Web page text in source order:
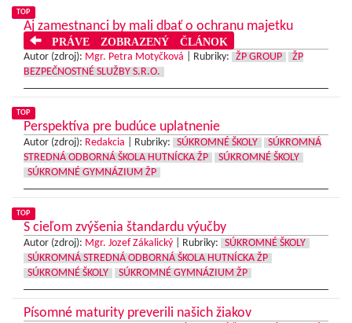
TOP
Aj zamestnanci by mali dbať o ochranu majetku
PRÁVE ZOBRAZENÝ ČLÁNOK
Autor (zdroj): Mgr. Petra Motyčková Rubriky: ŽP GROUP
ŽP
BEZPEČNOSTNÉ SLUŽBY S.R.O.
TOP
Perspektíva pre budúce uplatnenie
Autor (zdroj): Redakcia Rubriky: SÚKROMNÉ ŠKOLY
SÚKROMNÁ
STREDNÁ ODBORNÁ ŠKOLA HUTNÍCKA ŽP
SÚKROMNÉ ŠKOLY
SÚKROMNÉ GYMNÁZIUM ŽP
TOP
S cieľom zvýšenia štandardu výučby
Autor (zdroj): Mgr. Jozef Zákalický Rubriky:
SÚKROMNÉ ŠKOLY
SÚKROMNÁ STREDNÁ ODBORNÁ ŠKOLA HUTNÍCKA ŽP
SÚKROMNÉ ŠKOLY
SÚKROMNÉ GYMNÁZIUM ŽP
Písomné maturity preverili našich žiakov